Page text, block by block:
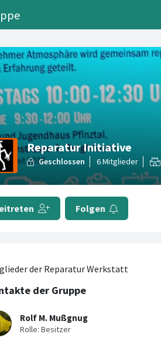
Reparatur Initiative
Folgen
der Reparatur Werkstatt
der Gruppe
Rolf M. Mußgnug